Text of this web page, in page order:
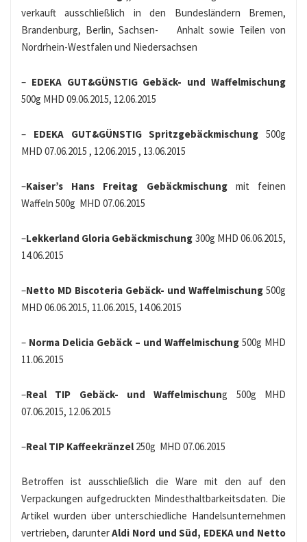
verkauft ausschließlich in den Bundesländern Bremen,
Brandenburg, Berlin, Sachsen- Anhalt sowie Teilen von
Nordrhein-Westfalen und Niedersachsen
– EDEKA GUT&GÜNSTIG Gebäck- und Waffelmischung
500g MHD 09.06.2015, 12.06.2015
– EDEKA GUT&GÜNSTIG Spritzgebäckmischung 500g
MHD 07.06.2015 , 12.06.2015 , 13.06.2015
–Kaiser’s Hans Freitag Gebäckmischungmit feinen
Waffeln 500g MHD 07.06.2015
–Lekkerland Gloria Gebäckmischung 300g MHD 06.06.2015,
14.06.2015
–Netto MD Biscoteria Gebäck- und Waffelmischung 500g
MHD 06.06.2015, 11.06.2015, 14.06.2015
– Norma Delicia Gebäck – und Waffelmischung 500g MHD
11.06.2015
–Real TIP Gebäck- und Waffelmischung 500g MHD
07.06.2015, 12.06.2015
–Real TIP Kaffeekränzel 250g MHD 07.06.2015
Betroffen ist ausschließlich die Ware mit den auf den
Verpackungen aufgedruckten Mindesthaltbarkeitsdaten. Die
Artikel wurden über unterschiedliche Handelsunternehmen
vertrieben, darunterAldi Nord und Süd, EDEKA und Netto